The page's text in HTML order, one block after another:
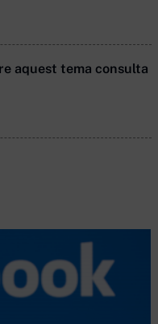
aquest tema consulta